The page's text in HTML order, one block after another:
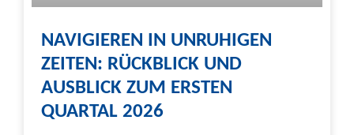
NAVIGIEREN IN UNRUHIGEN
ZEITEN: RÜCKBLICK UND
AUSBLICK ZUM ERSTEN
QUARTAL 2026